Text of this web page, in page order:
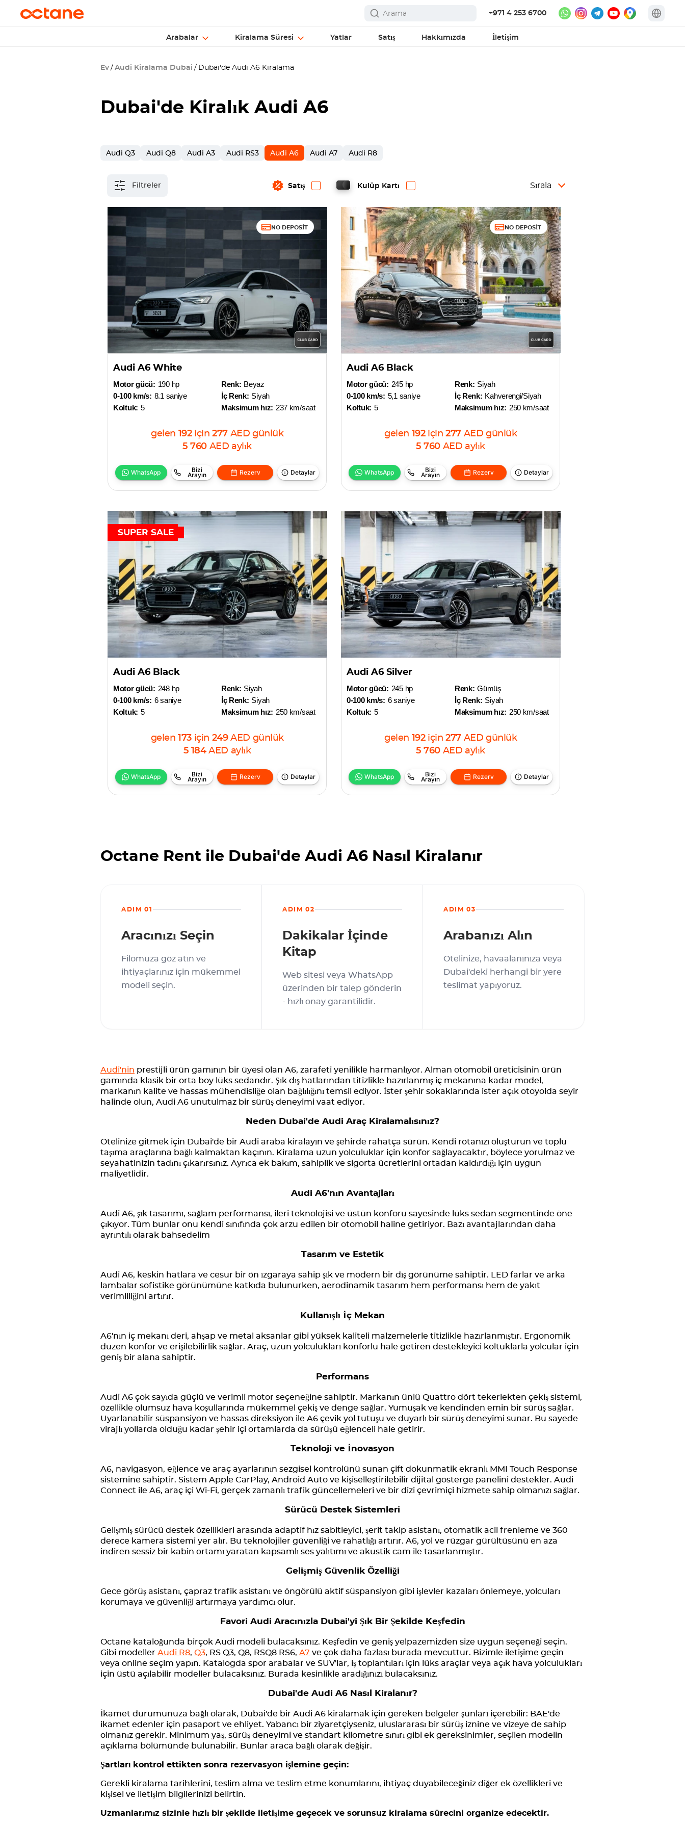
+971 4 253 6700
Arabalar Kiralama Süresi Yatlar Satış Hakkımızda İletişim
Ev Audi Kiralama Dubai Dubai'de Audi A6 Kiralama
Dubai'de Kiralık Audi A6
Audi Q3 Audi Q8 Audi A3 Audi RS3 Audi A6 Audi A7 Audi R8
Filtreler Satış Kulüp Kartı Sırala
NO DEPOSIT
Audi A6 White
Motor gücü: 190 hp
0-100 km/s: 8.1 saniye
Koltuk: 5
Renk: Beyaz
İç Renk: Siyah
Maksimum hız: 237 km/saat
gelen 192 için 277 AED günlük
5 760 AED aylık
WhatsApp Bizi
Arayın Rezerv Detaylar
NO DEPOSIT
Audi A6 Black
Motor gücü: 245 hp
0-100 km/s: 5,1 saniye
Koltuk: 5
Renk: Siyah
İç Renk: Kahverengi/Siyah
Maksimum hız: 250 km/saat
gelen 192 için 277 AED günlük
5 760 AED aylık
WhatsApp Bizi
Arayın Rezerv Detaylar
SUPER SALE
Audi A6 Black
Motor gücü: 248 hp
0-100 km/s: 6 saniye
Koltuk: 5
Renk: Siyah
İç Renk: Siyah
Maksimum hız: 250 km/saat
gelen 173 için 249 AED günlük
5 184 AED aylık
WhatsApp Bizi
Arayın Rezerv Detaylar
Audi A6 Silver
Motor gücü: 245 hp
0-100 km/s: 6 saniye
Koltuk: 5
Renk: Gümüş
İç Renk: Siyah
Maksimum hız: 250 km/saat
gelen 192 için 277 AED günlük
5 760 AED aylık
WhatsApp Bizi
Arayın Rezerv Detaylar
Octane Rent ile Dubai'de Audi A6 Nasıl Kiralanır
ADIM 01
Aracınızı Seçin
Filomuza göz atın ve
ihtiyaçlarınız için mükemmel
modeli seçin.
ADIM 02
Dakikalar İçinde
Kitap
Web sitesi veya WhatsApp
üzerinden bir talep gönderin
- hızlı onay garantilidir.
ADIM 03
Arabanızı Alın
Otelinize, havaalanınıza veya
Dubai'deki herhangi bir yere
teslimat yapıyoruz.
Audi'nin prestijli ürün gamının bir üyesi olan A6, zarafeti yenilikle harmanlıyor. Alman otomobil üreticisinin ürün
gamında klasik bir orta boy lüks sedandır. Şık dış hatlarından titizlikle hazırlanmış iç mekanına kadar model,
markanın kalite ve hassas mühendisliğe olan bağlılığını temsil ediyor. İster şehir sokaklarında ister açık otoyolda seyir
halinde olun, Audi A6 unutulmaz bir sürüş deneyimi vaat ediyor.
Neden Dubai'de Audi Araç Kiralamalısınız?
Otelinize gitmek için Dubai'de bir Audi araba kiralayın ve şehirde rahatça sürün. Kendi rotanızı oluşturun ve toplu
taşıma araçlarına bağlı kalmaktan kaçının. Kiralama uzun yolculuklar için konfor sağlayacaktır, böylece yorulmaz ve
seyahatinizin tadını çıkarırsınız. Ayrıca ek bakım, sahiplik ve sigorta ücretlerini ortadan kaldırdığı için uygun
maliyetlidir.
Audi A6'nın Avantajları
Audi A6, şık tasarımı, sağlam performansı, ileri teknolojisi ve üstün konforu sayesinde lüks sedan segmentinde öne
çıkıyor. Tüm bunlar onu kendi sınıfında çok arzu edilen bir otomobil haline getiriyor. Bazı avantajlarından daha
ayrıntılı olarak bahsedelim
Tasarım ve Estetik
Audi A6, keskin hatlara ve cesur bir ön ızgaraya sahip şık ve modern bir dış görünüme sahiptir. LED farlar ve arka
lambalar sofistike görünümüne katkıda bulunurken, aerodinamik tasarım hem performansı hem de yakıt
verimliliğini artırır.
Kullanışlı İç Mekan
A6'nın iç mekanı deri, ahşap ve metal aksanlar gibi yüksek kaliteli malzemelerle titizlikle hazırlanmıştır. Ergonomik
düzen konfor ve erişilebilirlik sağlar. Araç, uzun yolculukları konforlu hale getiren destekleyici koltuklarla yolcular için
geniş bir alana sahiptir.
Performans
Audi A6 çok sayıda güçlü ve verimli motor seçeneğine sahiptir. Markanın ünlü Quattro dört tekerlekten çekiş sistemi,
özellikle olumsuz hava koşullarında mükemmel çekiş ve denge sağlar. Yumuşak ve kendinden emin bir sürüş sağlar.
Uyarlanabilir süspansiyon ve hassas direksiyon ile A6 çevik yol tutuşu ve duyarlı bir sürüş deneyimi sunar. Bu sayede
virajlı yollarda olduğu kadar şehir içi ortamlarda da sürüşü eğlenceli hale getirir.
Teknoloji ve İnovasyon
A6, navigasyon, eğlence ve araç ayarlarının sezgisel kontrolünü sunan çift dokunmatik ekranlı MMI Touch Response
sistemine sahiptir. Sistem Apple CarPlay, Android Auto ve kişiselleştirilebilir dijital gösterge panelini destekler. Audi
Connect ile A6, araç içi Wi-Fi, gerçek zamanlı trafik güncellemeleri ve bir dizi çevrimiçi hizmete sahip olmanızı sağlar.
Sürücü Destek Sistemleri
Gelişmiş sürücü destek özellikleri arasında adaptif hız sabitleyici, şerit takip asistanı, otomatik acil frenleme ve 360
derece kamera sistemi yer alır. Bu teknolojiler güvenliği ve rahatlığı artırır. A6, yol ve rüzgar gürültüsünü en aza
indiren sessiz bir kabin ortamı yaratan kapsamlı ses yalıtımı ve akustik cam ile tasarlanmıştır.
Gelişmiş Güvenlik Özelliği
Gece görüş asistanı, çapraz trafik asistanı ve öngörülü aktif süspansiyon gibi işlevler kazaları önlemeye, yolcuları
korumaya ve güvenliği artırmaya yardımcı olur.
Favori Audi Aracınızla Dubai'yi Şık Bir Şekilde Keşfedin
Octane kataloğunda birçok Audi modeli bulacaksınız. Keşfedin ve geniş yelpazemizden size uygun seçeneği seçin.
Gibi modeller Audi R8, Q3, RS Q3, Q8, RSQ8 RS6, A7 ve çok daha fazlası burada mevcuttur. Bizimle iletişime geçin
veya online seçim yapın. Katalogda spor arabalar ve SUV'lar, iş toplantıları için lüks araçlar veya açık hava yolculukları
için üstü açılabilir modeller bulacaksınız. Burada kesinlikle aradığınızı bulacaksınız.
Dubai'de Audi A6 Nasıl Kiralanır?
İkamet durumunuza bağlı olarak, Dubai'de bir Audi A6 kiralamak için gereken belgeler şunları içerebilir: BAE'de
ikamet edenler için pasaport ve ehliyet. Yabancı bir ziyaretçiyseniz, uluslararası bir sürüş iznine ve vizeye de sahip
olmanız gerekir. Minimum yaş, sürüş deneyimi ve standart kilometre sınırı gibi ek gereksinimler, seçilen modelin
açıklama bölümünde bulunabilir. Bunlar araca bağlı olarak değişir.
Şartları kontrol ettikten sonra rezervasyon işlemine geçin:
Gerekli kiralama tarihlerini, teslim alma ve teslim etme konumlarını, ihtiyaç duyabileceğiniz diğer ek özellikleri ve
kişisel ve iletişim bilgilerinizi belirtin.
Uzmanlarımız sizinle hızlı bir şekilde iletişime geçecek ve sorunsuz kiralama sürecini organize edecektir.